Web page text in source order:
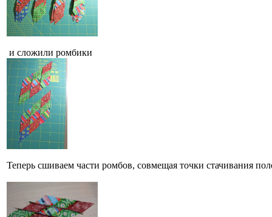
и сложили ромбики
Теперь сшиваем части ромбов, совмещая точки стачивания